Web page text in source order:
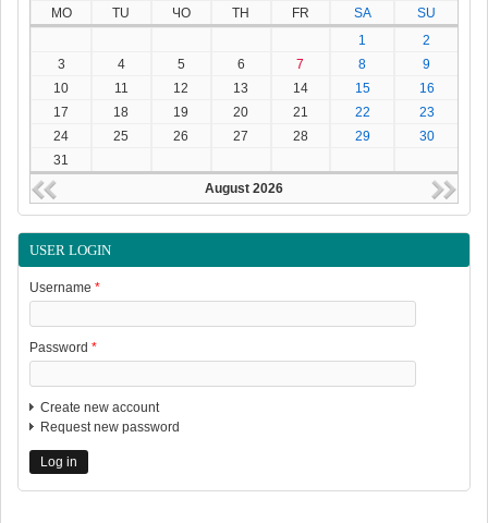
MO TU ЧО TH FR SA
SU
1
2
3
4 5 6 7 8
9
10
11 12 13 14 15
16
17
18 19 20 21 22
23
24
25 26 27 28 29
30
31
August 2026
USER LOGIN
Username *
Password *
Create new account
Request new password